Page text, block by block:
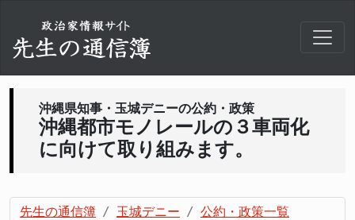
沖縄県知事・玉城デニーの公約・政策
沖縄都市モノレールの３車両化
に向けて取り組みます。
先生の通信簿 玉城デニー
公約・政策一覧